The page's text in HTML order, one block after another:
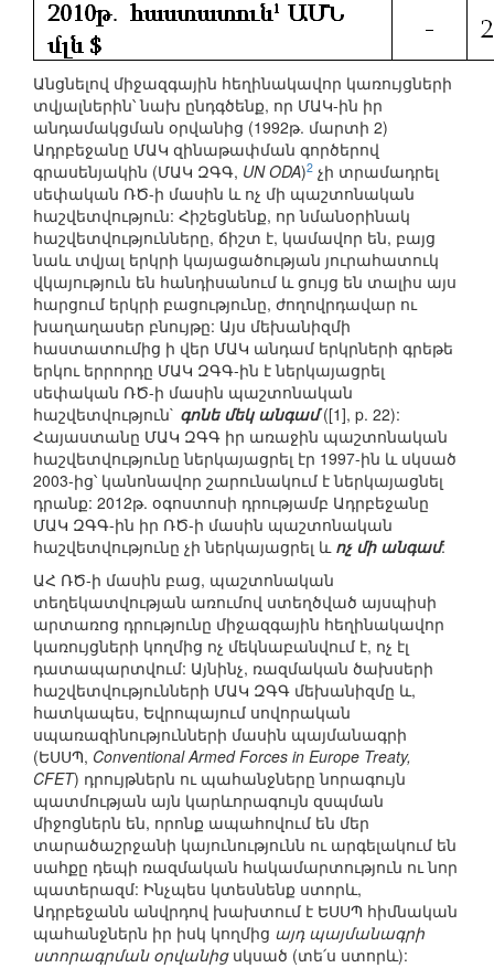
Անցնելով միջազգային հեղինակավոր կառույցների
տվյալներին՝ նախ ընդգծենք, որ ՄԱԿ-ին իր
անդամակցման օրվանից (1992թ. մարտի 2)
Ադրբեջանը ՄԱԿ զինաթափման գործերով
գրասենյակին (ՄԱԿ ԶԳԳ, UN ODA)2 չի տրամադրել
սեփական ՌԾ-ի մասին և ոչ մի պաշտոնական
հաշվետվություն: Հիշեցնենք, որ նմանօրինակ
հաշվետվությունները, ճիշտ է, կամավոր են, բայց
նաև տվյալ երկրի կայացածության յուրահատուկ
վկայություն են հանդիսանում և ցույց են տալիս այս
հարցում երկրի բացությունը, ժողովրդավար ու
խաղաղասեր բնույթը: Այս մեխանիզմի
հաստատումից ի վեր ՄԱԿ անդամ երկրների գրեթե
երկու երրորդը ՄԱԿ ԶԳԳ-ին է ներկայացրել
սեփական ՌԾ-ի մասին պաշտոնական
հաշվետվություն` գոնե մեկ անգամ([1], p. 22):
Հայաստանը ՄԱԿ ԶԳԳ իր առաջին պաշտոնական
հաշվետվությունը ներկայացրել էր 1997-ին և սկսած
2003-ից՝ կանոնավոր շարունակում է ներկայացնել
դրանք: 2012թ. օգոստոսի դրությամբ Ադրբեջանը
ՄԱԿ ԶԳԳ-ին իր ՌԾ-ի մասին պաշտոնական
հաշվետվությունը չի ներկայացրել և ոչ մի անգամ:
ԱՀ ՌԾ-ի մասին բաց, պաշտոնական
տեղեկատվության առումով ստեղծված այսպիսի
արտառոց դրությունը միջազգային հեղինակավոր
կառույցների կողմից ոչ մեկնաբանվում է, ոչ էլ
դատապարտվում: Այնինչ, ռազմական ծախսերի
հաշվետվությունների ՄԱԿ ԶԳԳ մեխանիզմը և,
հատկապես, Եվրոպայում սովորական
սպառազինությունների մասին պայմանագրի
(ԵՍՍՊ, Conventional Armed Forces in Europe Treaty,
CFET) դրույթներն ու պահանջները նորագույն
պատմության այն կարևորագույն զսպման
միջոցներն են, որոնք ապահովում են մեր
տարածաշրջանի կայունությունն ու արգելակում են
սահքը դեպի ռազմական հակամարտություն ու նոր
պատերազմ: Ինչպես կտեսնենք ստորև,
Ադրբեջանն անվրդով խախտում է ԵՍՍՊ հիմնական
պահանջներն իր իսկ կողմից այդ պայմանագրի
ստորագրման օրվանիցսկսած (տե՛ս ստորև):